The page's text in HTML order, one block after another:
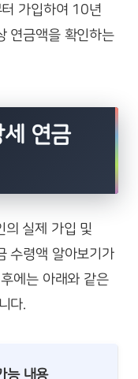
가입하여 10년
연금액을 확인하는
연금
의 실제 가입 및
수령액 알아보기가
에는 아래와 같은
다.
능 내용